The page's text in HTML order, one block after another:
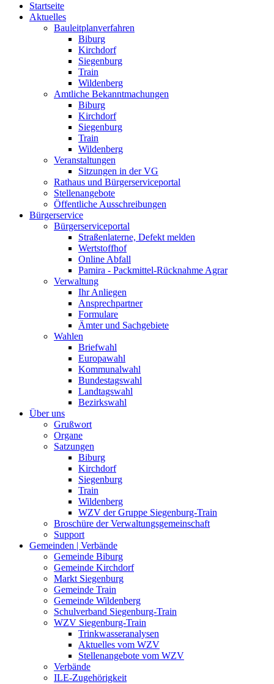
Startseite
Aktuelles
Bauleitplanverfahren
Biburg
Kirchdorf
Siegenburg
Train
Wildenberg
Amtliche Bekanntmachungen
Biburg
Kirchdorf
Siegenburg
Train
Wildenberg
Veranstaltungen
Sitzungen in der VG
Rathaus und Bürgerserviceportal
Stellenangebote
Öffentliche Ausschreibungen
Bürgerservice
Bürgerserviceportal
Straßenlaterne, Defekt melden
Wertstoffhof
Online Abfall
Pamira - Packmittel-Rücknahme Agrar
Verwaltung
Ihr Anliegen
Ansprechpartner
Formulare
Ämter und Sachgebiete
Wahlen
Briefwahl
Europawahl
Kommunalwahl
Bundestagswahl
Landtagswahl
Bezirkswahl
Über uns
Grußwort
Organe
Satzungen
Biburg
Kirchdorf
Siegenburg
Train
Wildenberg
WZV der Gruppe Siegenburg-Train
Broschüre der Verwaltungsgemeinschaft
Support
Gemeinden | Verbände
Gemeinde Biburg
Gemeinde Kirchdorf
Markt Siegenburg
Gemeinde Train
Gemeinde Wildenberg
Schulverband Siegenburg-Train
WZV Siegenburg-Train
Trinkwasseranalysen
Aktuelles vom WZV
Stellenangebote vom WZV
Verbände
ILE-Zugehörigkeit